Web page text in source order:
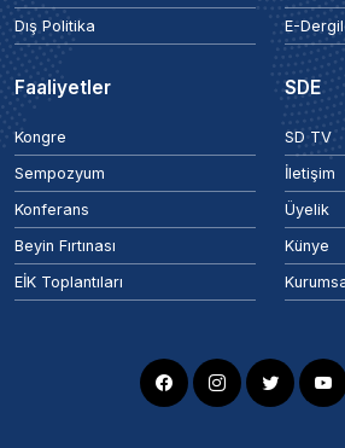
Dış Politika
E-
Faaliyetler
Kongre
Sempozyum
Konferans
Beyin Fırtınası
EİK Toplantıları
SDE
SD TV
İletişim
Üyelik
Künye